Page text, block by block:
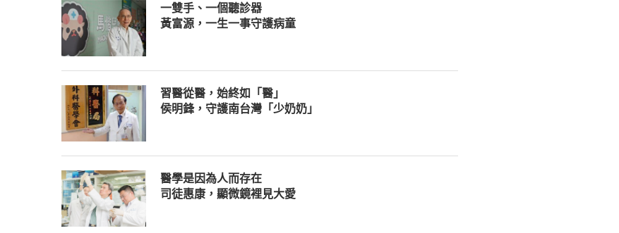
一雙手、一個聽診器
黃富源，一生一事守護病童
習醫從醫，始終如「醫」
侯明鋒，守護南台灣「少奶奶」
醫學是因為人而存在
司徒惠康，顯微鏡裡見大愛